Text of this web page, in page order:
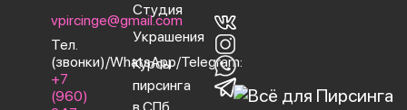
vpircinge@gmail.com
Тел.
(звонки)/WhatsApp/Telegram:
+7
(960)
Студия
Украшения
Курсы
пирсинга